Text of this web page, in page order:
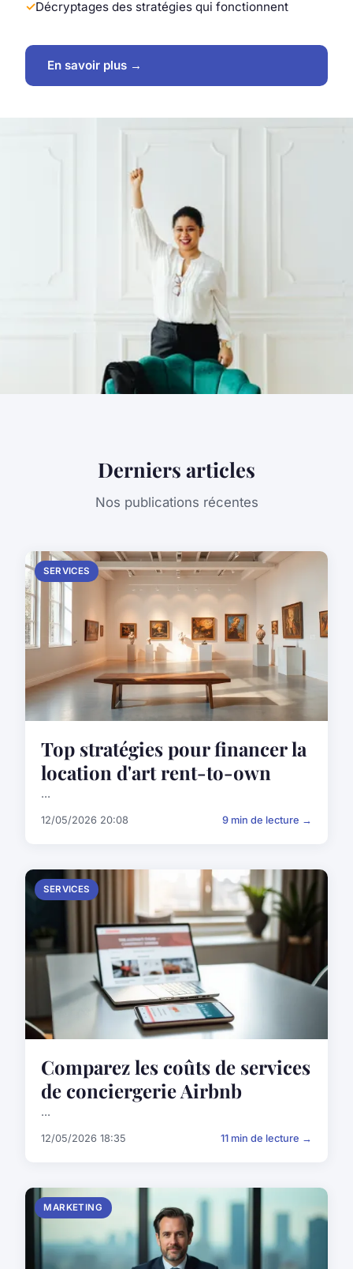
Décryptages des stratégies qui fonctionnent
En savoir plus →
Derniers articles
Nos publications récentes
SERVICES
Top stratégies pour financer la
location d'art rent-to-own
...
12/05/2026 20:08 9 min de lecture →
SERVICES
Comparez les coûts de services
de conciergerie Airbnb
...
12/05/2026 18:35 11 min de lecture →
MARKETING